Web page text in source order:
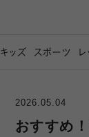
キッズ スポーツ
2026.05.04
おすすめ